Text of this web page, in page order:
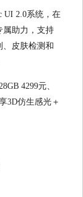
UI 2.0系统，在
属助力，支持
皮肤检测和
4299元、
3D仿生感光＋